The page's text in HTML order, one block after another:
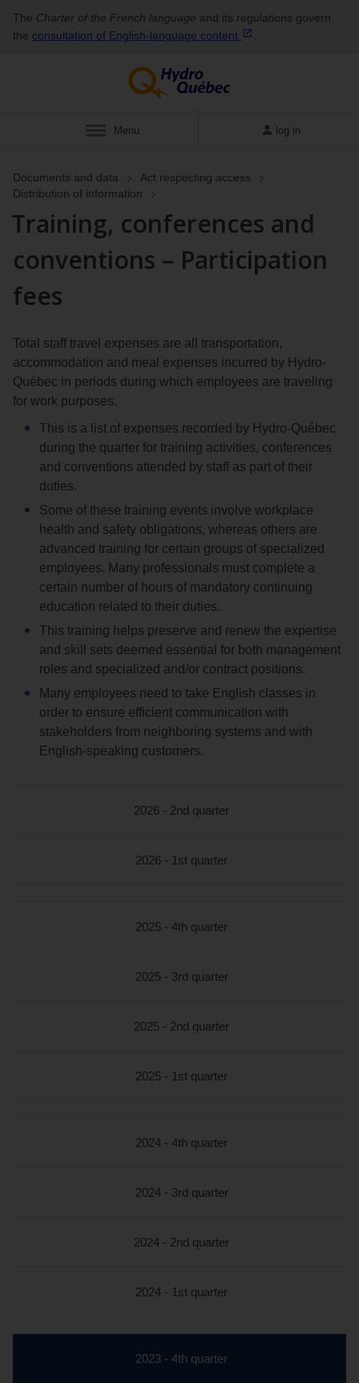
The Charter of the French language and its regulations govern
the consultation of English‑language content
Menu log in
Documents and data
Act respecting access
Distribution of information
Training, conferences and
conventions – Participation
fees
Total staff travel expenses are all transportation,
accommodation and meal expenses incurred by Hydro-
Québec in periods during which employees are traveling
for work purposes.
This is a list of expenses recorded by Hydro-Québec
during the quarter for training activities, conferences
and conventions attended by staff as part of their
duties.
Some of these training events involve workplace
health and safety obligations, whereas others are
advanced training for certain groups of specialized
employees. Many professionals must complete a
certain number of hours of mandatory continuing
education related to their duties.
This training helps preserve and renew the expertise
and skill sets deemed essential for both management
roles and specialized and/or contract positions.
Many employees need to take English classes in
order to ensure efficient communication with
stakeholders from neighboring systems and with
English-speaking customers.
2026 - 2nd quarter
2026 - 1st quarter
2025 - 4th quarter
2025 - 3rd quarter
2025 - 2nd quarter
2025 - 1st quarter
2024 - 4th quarter
2024 - 3rd quarter
2024 - 2nd quarter
2024 - 1st quarter
2023 - 4th quarteractive